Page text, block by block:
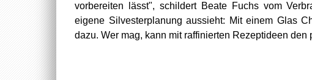
vorbereiten lässt", schildert Beate Fuchs vom
eigene Silvesterplanung aussieht: Mit einem Glas
dazu. Wer mag, kann mit raffinierten Rezeptideen